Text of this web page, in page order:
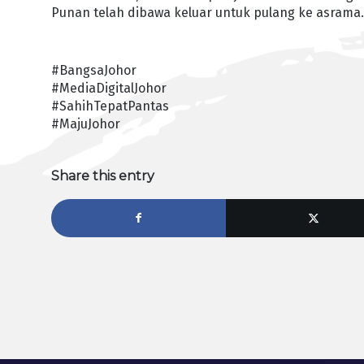
Punan telah dibawa keluar untuk pulang ke asrama.
#BangsaJohor
#MediaDigitalJohor
#SahihTepatPantas
#MajuJohor
Share this entry